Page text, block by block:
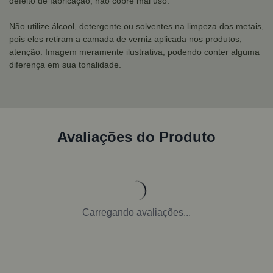
Não utilize álcool, detergente ou solventes na limpeza dos metais,
pois eles retiram a camada de verniz aplicada nos produtos;
atenção: Imagem meramente ilustrativa, podendo conter alguma
diferença em sua tonalidade.
Avaliações do Produto
Carregando avaliações...